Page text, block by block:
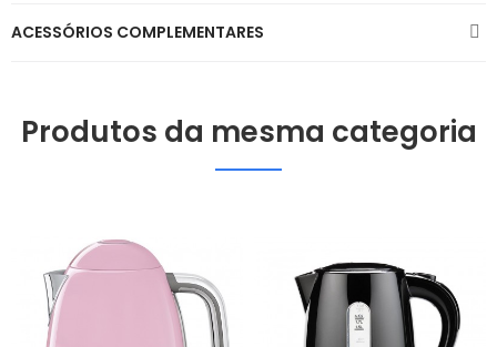
ACESSÓRIOS COMPLEMENTARES
Produtos da mesma categoria